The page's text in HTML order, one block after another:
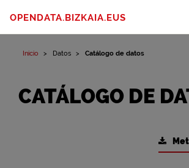
OPENDATA.BIZKAIA.EUS
Inicio Datos Catálogo de datos
CATÁLOGO DE